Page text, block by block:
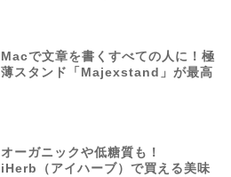
Macで文章を書くすべての人に！極
薄スタンド「Majexstand」が最高
オーガニックや低糖質も！
iHerb（アイハーブ）で買える美味